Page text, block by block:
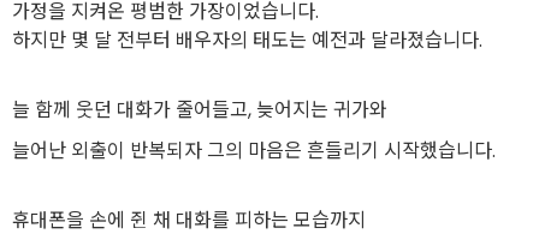
가정을 지켜온 평범한 가장이었습니다.
하지만 몇 달 전부터 배우자의 태도는 예전과 달라졌습니다.
늘 함께 웃던 대화가 줄어들고, 늦어지는 귀가와
늘어난 외출이 반복되자 그의 마음은 흔들리기 시작했습니다.
휴대폰을 손에 쥔 채 대화를 피하는 모습까지